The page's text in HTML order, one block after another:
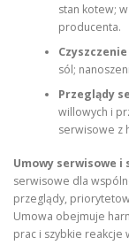
stan kotew;
producenta.
sól;
Przeglądy
willowych i
serwisowe z
Umowy serwisowe
serwisowe dla
przeglądy,
Umowa obejmuje
prac i szybkie reakcje